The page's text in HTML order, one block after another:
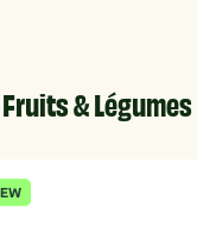
Fruits & Légumes